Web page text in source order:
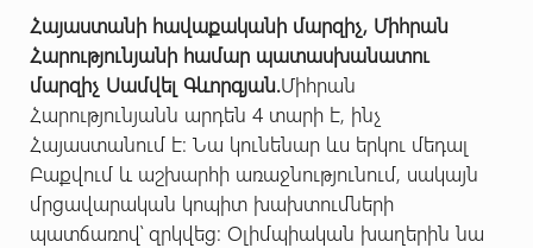
Հայաստանի հավաքականի մարզիչ, Միհրան
Հարությունյանի համար պատասխանատու
մարզիչ Սամվել Գևորգյան.Միհրան
Հարությունյանն արդեն 4 տարի է, ինչ
Հայաստանում է: Նա կունենար ևս երկու մեդալ
Բաքվում և աշխարհի առաջնությունում, սակայն
մրցավարական կոպիտ խախտումների
պատճառով՝ զրկվեց: Օլիմպիական խաղերին նա